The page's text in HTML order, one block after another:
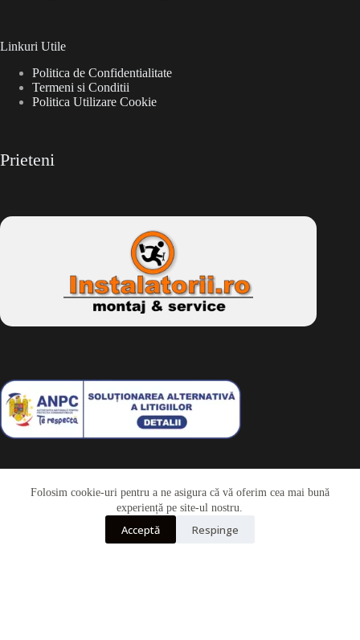
Folosim cookie-uri pentru a ne asigura că vă oferim cea mai bună
experiență pe site-ul nostru.
Acceptă Respinge
Linkuri Utile
Politica de Confidentialitate
Termeni si Conditii
Politica Utilizare Cookie
Prieteni
Drepturi de autor © 2026 - Dkbike.ropowered by